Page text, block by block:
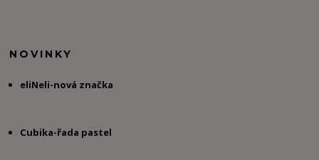
NOVINKY
eliNeli-nová značka
Cubika-řada pastel